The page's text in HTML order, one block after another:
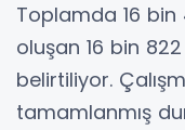
Toplamda 16
oluşan 16 bin
belirtiliyor.
tamamlanmış